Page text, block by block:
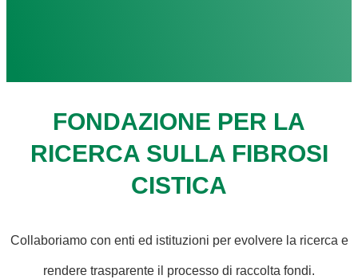
FONDAZIONE PER LA
RICERCA SULLA FIBROSI
CISTICA
Collaboriamo con enti ed istituzioni per evolvere la ricerca e
rendere trasparente il processo di raccolta fondi.